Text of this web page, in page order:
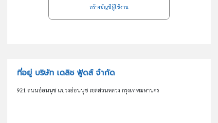
สร้างบัญชีผู้ใช้งาน
ที่อยู่ บริษัท เดลิช ฟู้ดส์ จำกัด
921 ถนนอ่อนนุช แขวงอ่อนนุช เขตสวนหลวง กรุงเทพมหานคร